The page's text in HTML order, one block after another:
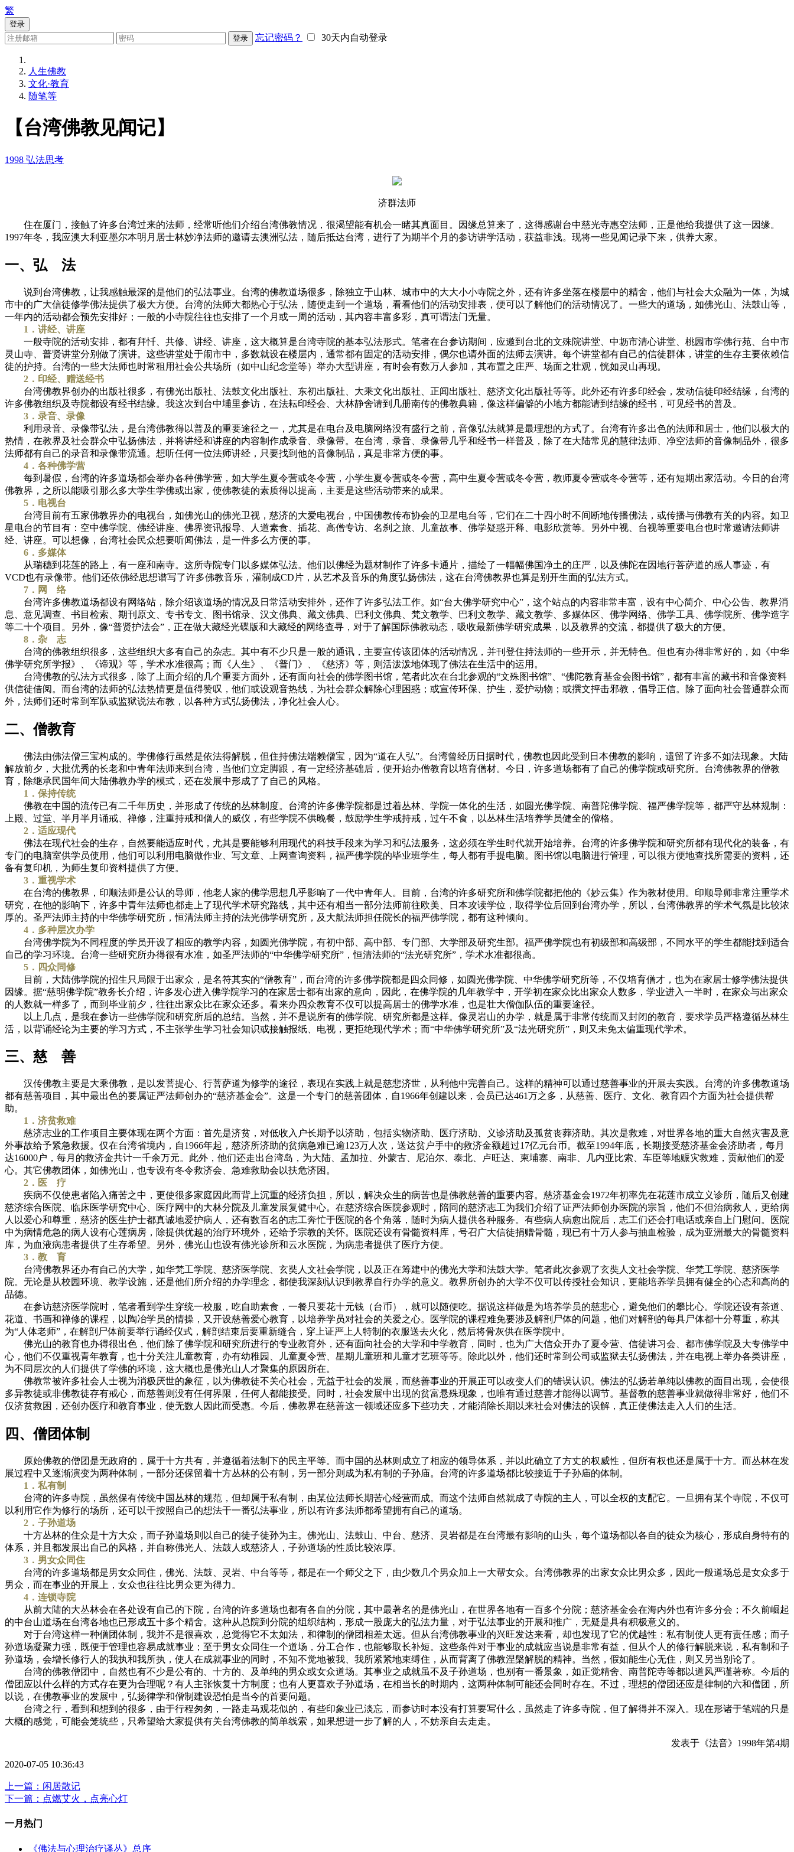
繁
登录
登录
忘记密码？ 30天内自动登录
人生佛教
文化·教育
随笔等
【台湾佛教见闻记】
1998 弘法思考
济群法师
住在厦门，接触了许多台湾过来的法师，经常听他们介绍台湾佛教情况，很渴望能有机会一睹其真面目。因缘总算来了，这得感谢台中慈光寺惠空法师，正是他给我提供了这一因缘。
1997年冬，我应澳大利亚墨尔本明月居士林妙净法师的邀请去澳洲弘法，随后抵达台湾，进行了为期半个月的参访讲学活动，获益非浅。现将一些见闻记录下来，供养大家。
一、弘 法
说到台湾佛教，让我感触最深的是他们的弘法事业。台湾的佛教道场很多，除独立于山林、城市中的大大小小寺院之外，还有许多坐落在楼层中的精舍，他们与社会大众融为一体，为城
市中的广大信徒修学佛法提供了极大方便。台湾的法师大都热心于弘法，随便走到一个道场，看看他们的活动安排表，便可以了解他们的活动情况了。一些大的道场，如佛光山、法鼓山等，
一年内的活动都会预先安排好；一般的小寺院往往也安排了一个月或一周的活动，其内容丰富多彩，真可谓法门无量。
1．讲经、讲座
一般寺院的活动安排，都有拜忏、共修、讲经、讲座，这大概算是台湾寺院的基本弘法形式。笔者在台参访期间，应邀到台北的文殊院讲堂、中坜市清心讲堂、桃园市学佛行苑、台中市
灵山寺、普贤讲堂分别做了演讲。这些讲堂处于闹市中，多数就设在楼层内，通常都有固定的活动安排，偶尔也请外面的法师去演讲。每个讲堂都有自己的信徒群体，讲堂的生存主要依赖信
徒的护持。台湾的一些大法师也时常租用社会公共场所（如中山纪念堂等）举办大型讲座，有时会有数万人参加，其布置之庄严、场面之壮观，恍如灵山再现。
2．印经、赠送经书
台湾佛教界创办的出版社很多，有佛光出版社、法鼓文化出版社、东初出版社、大乘文化出版社、正闻出版社、慈济文化出版社等等。此外还有许多印经会，发动信徒印经结缘，台湾的
许多佛教组织及寺院都设有经书结缘。我这次到台中埔里参访，在法耘印经会、大林静舍请到几册南传的佛教典籍，像这样偏僻的小地方都能请到结缘的经书，可见经书的普及。
3．录音、录像
利用录音、录像带弘法，是台湾佛教得以普及的重要途径之一，尤其是在电台及电脑网络没有盛行之前，音像弘法就算是最理想的方式了。台湾有许多出色的法师和居士，他们以极大的
热情，在教界及社会群众中弘扬佛法，并将讲经和讲座的内容制作成录音、录像带。在台湾，录音、录像带几乎和经书一样普及，除了在大陆常见的慧律法师、净空法师的音像制品外，很多
法师都有自己的录音和录像带流通。想听任何一位法师讲经，只要找到他的音像制品，真是非常方便的事。
4．各种佛学营
每到暑假，台湾的许多道场都会举办各种佛学营，如大学生夏令营或冬令营，小学生夏令营或冬令营，高中生夏令营或冬令营，教师夏令营或冬令营等，还有短期出家活动。今日的台湾
佛教界，之所以能吸引那么多大学生学佛或出家，使佛教徒的素质得以提高，主要是这些活动带来的成果。
5．电视台
台湾目前有五家佛教界办的电视台，如佛光山的佛光卫视，慈济的大爱电视台，中国佛教传布协会的卫星电台等，它们在二十四小时不间断地传播佛法，或传播与佛教有关的内容。如卫
星电台的节目有：空中佛学院、佛经讲座、佛界资讯报导、人道素食、插花、高僧专访、名刹之旅、儿童故事、佛学疑惑开释、电影欣赏等。另外中视、台视等重要电台也时常邀请法师讲
经、讲座。可以想像，台湾社会民众想要听闻佛法，是一件多么方便的事。
6．多媒体
从瑞穗到花莲的路上，有一座和南寺。这所寺院专门以多媒体弘法。他们以佛经为题材制作了许多卡通片，描绘了一幅幅佛国净土的庄严，以及佛陀在因地行菩萨道的感人事迹，有
VCD也有录像带。他们还依佛经思想谱写了许多佛教音乐，灌制成CD片，从艺术及音乐的角度弘扬佛法，这在台湾佛教界也算是别开生面的弘法方式。
7．网 络
台湾许多佛教道场都设有网络站，除介绍该道场的情况及日常活动安排外，还作了许多弘法工作。如“台大佛学研究中心”，这个站点的内容非常丰富，设有中心简介、中心公告、教界消
息、意见调查、书目检索、期刊原文、专书专文、图书馆录、汉文佛典、藏文佛典、巴利文佛典、梵文教学、巴利文教学、藏文教学、多媒体区、佛学网络、佛学工具、佛学院所、佛学造字
等二十个项目。另外，像“普贤护法会”，正在做大藏经光碟版和大藏经的网络查寻，对于了解国际佛教动态，吸收最新佛学研究成果，以及教界的交流，都提供了极大的方便。
8．杂 志
台湾的佛教组织很多，这些组织大多有自己的杂志。其中有不少只是一般的通讯，主要宣传该团体的活动情况，并刊登住持法师的一些开示，并无特色。但也有办得非常好的，如《中华
佛学研究所学报》、《谛观》等，学术水准很高；而《人生》、《普门》、《慈济》等，则活泼泼地体现了佛法在生活中的运用。
台湾佛教的弘法方式很多，除了上面介绍的几个重要方面外，还有面向社会的佛学图书馆，笔者此次在台北参观的“文殊图书馆”、“佛陀教育基金会图书馆”，都有丰富的藏书和音像资料
供信徒借阅。而台湾的法师的弘法热情更是值得赞叹，他们或设观音热线，为社会群众解除心理困惑；或宣传环保、护生，爱护动物；或撰文抨击邪教，倡导正信。除了面向社会普通群众而
外，法师们还时常到军队或监狱说法布教，以各种方式弘扬佛法，净化社会人心。
二、僧教育
佛法由佛法僧三宝构成的。学佛修行虽然是依法得解脱，但住持佛法端赖僧宝，因为“道在人弘”。台湾曾经历日据时代，佛教也因此受到日本佛教的影响，遗留了许多不如法现象。大陆
解放前夕，大批优秀的长老和中青年法师来到台湾，当他们立定脚跟，有一定经济基础后，便开始办僧教育以培育僧材。今日，许多道场都有了自己的佛学院或研究所。台湾佛教界的僧教
育，除继承民国年间大陆佛教办学的模式，还在发展中形成了了自己的风格。
1．保持传统
佛教在中国的流传已有二千年历史，并形成了传统的丛林制度。台湾的许多佛学院都是过着丛林、学院一体化的生活，如圆光佛学院、南普陀佛学院、福严佛学院等，都严守丛林规制：
上殿、过堂、半月半月诵戒、禅修，注重持戒和僧人的威仪，有些学院不供晚餐，鼓励学生学戒持戒，过午不食，以丛林生活培养学员健全的僧格。
2．适应现代
佛法在现代社会的生存，自然要能适应时代，尤其是要能够利用现代的科技手段来为学习和弘法服务，这必须在学生时代就开始培养。台湾的许多佛学院和研究所都有现代化的装备，有
专门的电脑室供学员使用，他们可以利用电脑做作业、写文章、上网查询资料，福严佛学院的毕业班学生，每人都有手提电脑。图书馆以电脑进行管理，可以很方便地查找所需要的资料，还
备有复印机，为师生复印资料提供了方便。
3．重视学术
在台湾的佛教界，印顺法师是公认的导师，他老人家的佛学思想几乎影响了一代中青年人。目前，台湾的许多研究所和佛学院都把他的《妙云集》作为教材使用。印顺导师非常注重学术
研究，在他的影响下，许多中青年法师也都走上了现代学术研究路线，其中还有相当一部分法师前往欧美、日本攻读学位，取得学位后回到台湾办学，所以，台湾佛教界的学术气氛是比较浓
厚的。圣严法师主持的中华佛学研究所，恒清法师主持的法光佛学研究所，及大航法师担任院长的福严佛学院，都有这种倾向。
4．多种层次办学
台湾佛学院为不同程度的学员开设了相应的教学内容，如圆光佛学院，有初中部、高中部、专门部、大学部及研究生部。福严佛学院也有初级部和高级部，不同水平的学生都能找到适合
自己的学习环境。台湾一些研究所办得很有水准，如圣严法师的“中华佛学研究所”，恒清法师的“法光研究所”，学术水准都很高。
5．四众同修
目前，大陆佛学院的招生只局限于出家众，是名符其实的“僧教育”，而台湾的许多佛学院都是四众同修，如圆光佛学院、中华佛学研究所等，不仅培育僧才，也为在家居士修学佛法提供
因缘。据“慈明佛学院”教务长介绍，许多发心进入佛学院学习的在家居士都有出家的意向，因此，在佛学院的几年教学中，开学初在家众比出家众人数多，学业进入一半时，在家众与出家众
的人数就一样多了，而到毕业前夕，往往出家众比在家众还多。看来办四众教育不仅可以提高居士的佛学水准，也是壮大僧伽队伍的重要途径。
以上几点，是我在参访一些佛学院和研究所后的总结。当然，并不是说所有的佛学院、研究所都是这样。像灵岩山的办学，就是属于非常传统而又封闭的教育，要求学员严格遵循丛林生
活，以背诵经论为主要的学习方式，不主张学生学习社会知识或接触报纸、电视，更拒绝现代学术；而“中华佛学研究所”及“法光研究所”，则又未免太偏重现代学术。
三、慈 善
汉传佛教主要是大乘佛教，是以发菩提心、行菩萨道为修学的途径，表现在实践上就是慈悲济世，从利他中完善自己。这样的精神可以通过慈善事业的开展去实践。台湾的许多佛教道场
都有慈善项目，其中最出色的要属证严法师创办的“慈济基金会”。这是一个专门的慈善团体，自1966年创建以来，会员已达461万之多，从慈善、医疗、文化、教育四个方面为社会提供帮
助。
1．济贫救难
慈济志业的工作项目主要体现在两个方面：首先是济贫，对低收入户长期予以济助，包括实物济助、医疗济助、义诊济助及孤贫丧葬济助。其次是救难，对世界各地的重大自然灾害及意
外事故给予紧急救援。仅在台湾省境内，自1966年起，慈济所济助的贫病急难已逾123万人次，送达贫户手中的救济金额超过17亿元台币。截至1994年底，长期接受慈济基金会济助者，每月
达16000户，每月的救济金共计一千余万元。此外，他们还走出台湾岛，为大陆、孟加拉、外蒙古、尼泊尔、泰北、卢旺达、柬埔寨、南非、几内亚比索、车臣等地赈灾救难，贡献他们的爱
心。其它佛教团体，如佛光山，也专设有冬令救济会、急难救助会以扶危济困。
2．医 疗
疾病不仅使患者陷入痛苦之中，更使很多家庭因此而背上沉重的经济负担，所以，解决众生的病苦也是佛教慈善的重要内容。慈济基金会1972年初率先在花莲市成立义诊所，随后又创建
慈济综合医院、临床医学研究中心、医疗网中的大林分院及儿童发展复健中心。在慈济综合医院参观时，陪同的慈济志工为我们介绍了证严法师创办医院的宗旨，他们不但治病救人，更给病
人以爱心和尊重，慈济的医生护士都真诚地爱护病人，还有数百名的志工奔忙于医院的各个角落，随时为病人提供各种服务。有些病人病愈出院后，志工们还会打电话或亲自上门慰问。医院
中为病情危急的病人设有心莲病房，除提供优越的治疗环境外，还给予宗教的关怀。医院还设有骨髓资料库，号召广大信徒捐赠骨髓，现已有十万人参与抽血检验，成为亚洲最大的骨髓资料
库，为血液病患者提供了生存希望。另外，佛光山也设有佛光诊所和云水医院，为病患者提供了医疗方便。
3．教 育
台湾佛教界还办有自己的大学，如华梵工学院、慈济医学院、玄奘人文社会学院，以及正在筹建中的佛光大学和法鼓大学。笔者此次参观了玄奘人文社会学院、华梵工学院、慈济医学
院。无论是从校园环境、教学设施，还是他们所介绍的办学理念，都使我深刻认识到教界自行办学的意义。教界所创办的大学不仅可以传授社会知识，更能培养学员拥有健全的心态和高尚的
品德。
在参访慈济医学院时，笔者看到学生穿统一校服，吃自助素食，一餐只要花十元钱（台币），就可以随便吃。据说这样做是为培养学员的慈悲心，避免他们的攀比心。学院还设有茶道、
花道、书画和禅修的课程，以陶冶学员的情操，又开设慈善爱心教育，以培养学员对社会的关爱之心。医学院的课程难免要涉及解剖尸体的问题，他们对解剖的每具尸体都十分尊重，称其
为“人体老师”，在解剖尸体前要举行诵经仪式，解剖结束后要重新缝合，穿上证严上人特制的衣服送去火化，然后将骨灰供在医学院中。
佛光山的教育也办得很出色，他们除了佛学院和研究所进行的专业教育外，还有面向社会的大学和中学教育，同时，也为广大信众开办了夏令营、信徒讲习会、都市佛学院及大专佛学中
心，他们不仅重视青年教育，也十分关注儿童教育，办有幼稚园、儿童夏令营、星期儿童班和儿童才艺班等等。除此以外，他们还时常到公司或监狱去弘扬佛法，并在电视上举办各类讲座，
为不同层次的人们提供了学佛的环境，这大概也是佛光山人才聚集的原因所在。
佛教常被许多社会人士视为消极厌世的象征，以为佛教徒不关心社会，无益于社会的发展，而慈善事业的开展正可以改变人们的错误认识。佛法的弘扬若单纯以佛教的面目出现，会使很
多异教徒或非佛教徒存有戒心，而慈善则没有任何界限，任何人都能接受。同时，社会发展中出现的贫富悬殊现象，也唯有通过慈善才能得以调节。基督教的慈善事业就做得非常好，他们不
仅济贫救困，还创办医疗和教育事业，使无数人因此而受惠。今后，佛教界在慈善这一领域还应多下些功夫，才能消除长期以来社会对佛法的误解，真正使佛法走入人们的生活。
四、僧团体制
原始佛教的僧团是无政府的，属于十方共有，并遵循着法制下的民主平等。而中国的丛林则成立了相应的领导体系，并以此确立了方丈的权威性，但所有权也还是属于十方。而丛林在发
展过程中又逐渐演变为两种体制，一部分还保留着十方丛林的公有制，另一部分则成为私有制的子孙庙。台湾的许多道场都比较接近于子孙庙的体制。
1．私有制
台湾的许多寺院，虽然保有传统中国丛林的规范，但却属于私有制，由某位法师长期苦心经营而成。而这个法师自然就成了寺院的主人，可以全权的支配它。一旦拥有某个寺院，不仅可
以利用它作为修行的场所，还可以干按照自己的想法干一番弘法事业，所以有许多法师都希望拥有自己的道场。
2．子孙道场
十方丛林的住众是十方大众，而子孙道场则以自己的徒子徒孙为主。佛光山、法鼓山、中台、慈济、灵岩都是在台湾最有影响的山头，每个道场都以各自的徒众为核心，形成自身特有的
体系，并且都发展出自己的风格，并自称佛光人、法鼓人或慈济人，子孙道场的性质比较浓厚。
3．男女众同住
台湾的许多道场都是男女众同住，佛光、法鼓、灵岩、中台等等，都是在一个师父之下，由少数几个男众加上一大帮女众。台湾佛教界的出家女众比男众多，因此一般道场总是女众多于
男众，而在事业的开展上，女众也往往比男众更为得力。
4．连锁寺院
从前大陆的大丛林会在各处设有自己的下院，台湾的许多道场也都有各自的分院，其中最著名的是佛光山，在世界各地有一百多个分院；慈济基金会在海内外也有许多分会；不久前崛起
的中台山道场在台湾各地也已形成五十多个精舍。这种从总院到分院的组织结构，形成一股庞大的弘法力量，对于弘法事业的开展和推广，无疑是具有积极意义的。
对于台湾这样一种僧团体制，我并不是很喜欢，总觉得它不太如法，和律制的僧团相差太远。但从台湾佛教事业的兴旺发达来看，却也发现了它的优越性：私有制使人更有责任感；而子
孙道场凝聚力强，既便于管理也容易成就事业；至于男女众同住一个道场，分工合作，也能够取长补短。这些条件对于事业的成就应当说是非常有益，但从个人的修行解脱来说，私有制和子
孙道场，会增长修行人的我执和我所执，使人在成就事业的同时，不知不觉地被我、我所紧紧地束缚住，从而背离了佛教涅槃解脱的精神。当然，假如能生心无住，则又另当别论了。
台湾的佛教僧团中，自然也有不少是公有的、十方的、及单纯的男众或女众道场。其事业之成就虽不及子孙道场，也别有一番景象，如正觉精舍、南普陀寺等都以道风严谨著称。今后的
僧团应以什么样的方式存在更为合理呢？有人主张恢复十方制度；也有人更喜欢子孙道场，在相当长的时期内，这两种体制可能还会同时存在。不过，理想的僧团还应是律制的六和僧团，所
以说，在佛教事业的发展中，弘扬律学和僧制建设恐怕是当今的首要问题。
台湾之行，看到和想到的很多，由于行程匆匆，一路走马观花似的，有些印象业已淡忘，而参访时本没有打算要写什么，虽然走了许多寺院，但了解得并不深入。现在形诸于笔端的只是
大概的感觉，可能会笼统些，只希望给大家提供有关台湾佛教的简单线索，如果想进一步了解的人，不妨亲自去走走。
发表于《法音》1998年第4期
2020-07-05 10:36:43
上一篇：闲居散记
下一篇：点燃艾火，点亮心灯
一月热门
《佛法与心理治疗译丛》总序